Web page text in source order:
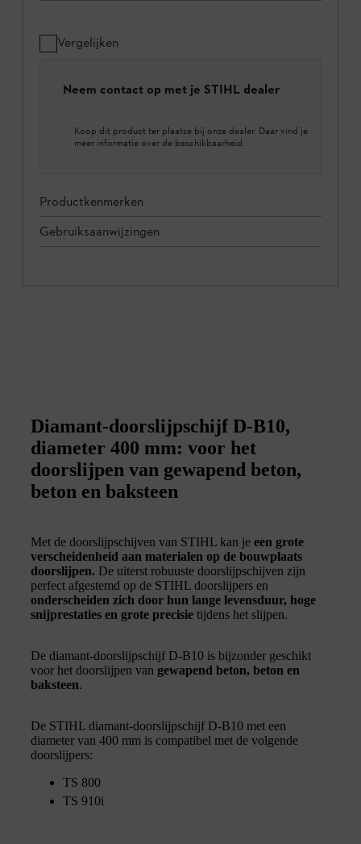
Vergelijken
Neem contact op met je STIHL dealer
Koop dit product ter plaatse bij onze dealer. Daar vind je
meer informatie over de beschikbaarheid.
Productkenmerken
Gebruiksaanwijzingen
Diamant-doorslijpschijf D-B10,
diameter 400 mm: voor het
doorslijpen van gewapend beton,
beton en baksteen
Met de doorslijpschijven van STIHL kan je een grote
verscheidenheid aan materialen op de bouwplaats
doorslijpen. De uiterst robuuste doorslijpschijven zijn
perfect afgestemd op de STIHL doorslijpers en
onderscheiden zich door hun lange levensduur, hoge
snijprestaties en grote precisie tijdens het slijpen.
De diamant-doorslijpschijf D-B10 is bijzonder geschikt
voor het doorslijpen van gewapend beton, beton en
baksteen.
De STIHL diamant-doorslijpschijf D-B10 met een
diameter van 400 mm is compatibel met de volgende
doorslijpers:
TS 800
TS 910i